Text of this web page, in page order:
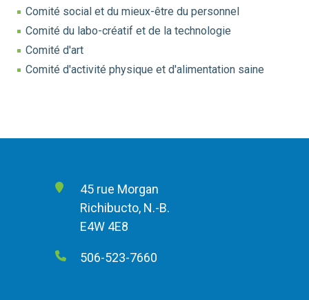
Comité social et du mieux-être du personnel
Comité du labo-créatif et de la technologie
Comité d'art
Comité d'activité physique et d'alimentation saine
45 rue Morgan
Richibucto, N.-B.
E4W 4E8
506-523-7660